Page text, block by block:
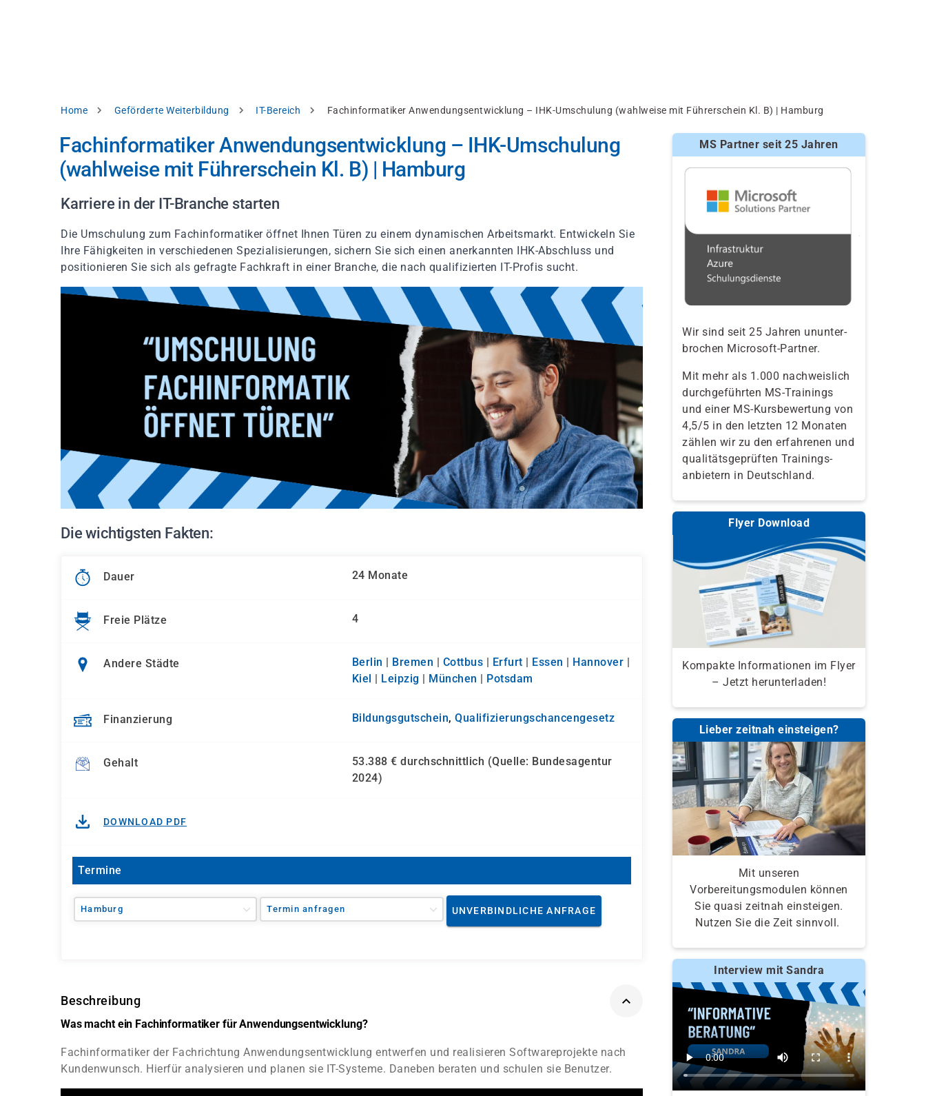
Pfadnavigation
Home Geförderte Weiterbildung IT-Bereich Fachinformatiker Anwendungsentwicklung – IHK-Umschulung (wahlweise mit Führerschein Kl. B) | Hamburg
Fachinformatiker Anwendungsentwicklung – IHK-Umschulung
(wahlweise mit Führerschein Kl. B) | Hamburg
Karriere in der IT-Branche starten
Die Umschulung zum Fachinformatiker öffnet Ihnen Türen zu einem dynamischen Arbeitsmarkt. Entwickeln Sie
Ihre Fähigkeiten in verschiedenen Spezialisierungen, sichern Sie sich einen anerkannten IHK-Abschluss und
positionieren Sie sich als gefragte Fachkraft in einer Branche, die nach qualifizierten IT-Profis sucht.
Die wichtigsten Fakten:
Dauer 24 Monate
Freie Plätze 4
Andere Städte Berlin | Bremen | Cottbus | Erfurt | Essen | Hannover |
Kiel | Leipzig | München | Potsdam
Finanzierung Bildungsgutschein, Qualifizierungs­chancen­gesetz
Gehalt
53.388 € durchschnittlich (Quelle: Bundesagentur
2024)
DOWNLOAD PDF
Termine
Hamburg Termin anfragen UNVERBINDLICHE ANFRAGE
Beschreibung
Was macht ein Fachinformatiker für Anwendungsentwicklung?
Fachinformatiker der Fachrichtung Anwendungsentwicklung entwerfen und realisieren Softwareprojekte nach
Kundenwunsch. Hierfür analysieren und planen sie IT-Systeme. Daneben beraten und schulen sie Benutzer.
MS Partner seit 25 Jahren
Wir sind seit 25 Jahren ununter-
brochen Microsoft-Partner.
Mit mehr als 1.000 nachweislich
durchgeführten MS-Trainings
und einer MS-Kursbewertung von
4,5/5 in den letzten 12 Monaten
zählen wir zu den erfahrenen und
qualitäts­geprüften Trainings­
anbietern in Deutschland.
Flyer Download
Kompakte Informationen im Flyer
– Jetzt herunterladen!
Lieber zeitnah einsteigen?
Mit unseren
Vorbereitungsmodulen können
Sie quasi zeitnah einsteigen.
Nutzen Sie die Zeit sinnvoll.
Interview mit Sandra
Einstellungen
Datenschutzhinweis